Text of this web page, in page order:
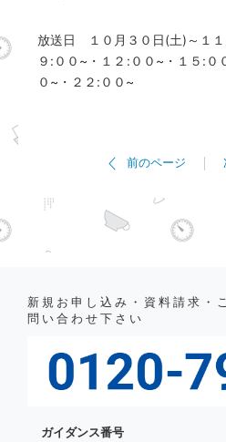
放送日 １０月３０日(土)～１
９:００~・１２:００~・１５:０
０~・２２:００~
前のページ
新規お申し込み・資料請求・
問い合わせ下さい
ガイダンス番号